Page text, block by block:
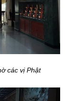
các vị Phật